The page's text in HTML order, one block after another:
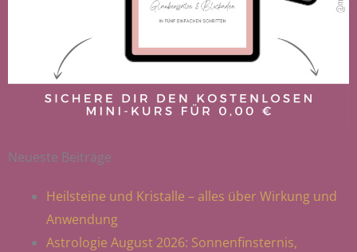
Neueste Beiträge
Heilsteine und Kristalle – alles über Wirkung und
Anwendung
Astrologie August 2026: Sonnenfinsternis,